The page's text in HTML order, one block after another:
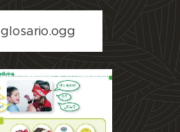
glosario.ogg